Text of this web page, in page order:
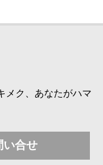
メク、あなたがハマ
い合せ